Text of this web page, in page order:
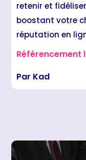
retenir et
boostant votre
réputation en
Référencement
Par Kad